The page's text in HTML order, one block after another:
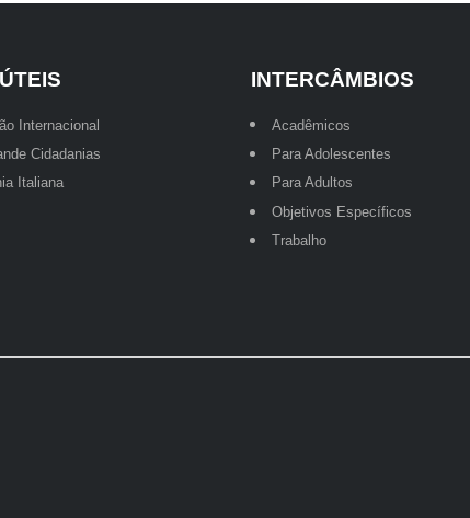
Internacional
Cidadanias
Italiana
INTERCÂMBIOS
Acadêmicos
Para Adolescentes
Para Adultos
Objetivos Específicos
Trabalho